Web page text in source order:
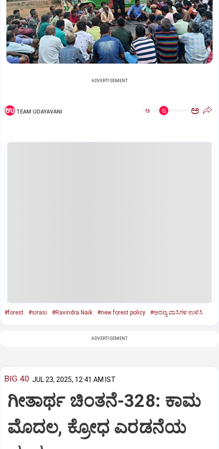
ADVERTISEMENT
TEAM UDAYAVANI ಅ ಅ
#forest #sirasi #Ravindra Naik #new forest policy #ಅರಣ್ಯ ವಾಸಿಗಳ ಉಳಿಸಿ
ADVERTISEMENT
BIG 40 JUL 23, 2025, 12:41 AM IST
ಗೀತಾರ್ಥ ಚಿಂತನೆ-328: ಕಾಮ
ಮೊದಲ, ಕ್ರೋಧ ಎರಡನೆಯ